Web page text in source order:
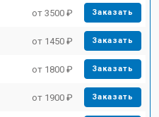
от 3500 ₽ Заказать
от 1450 ₽ Заказать
от 1800 ₽ Заказать
от 1900 ₽ Заказать